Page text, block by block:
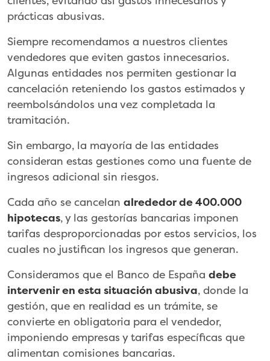
prácticas abusivas.
Siempre recomendamos a nuestros clientes
vendedores que eviten gastos innecesarios.
Algunas entidades nos permiten gestionar la
cancelación reteniendo los gastos estimados y
reembolsándolos una vez completada la
tramitación.
Sin embargo, la mayoría de las entidades
consideran estas gestiones como una fuente de
ingresos adicional sin riesgos.
Cada año se cancelan alrededor de 400.000
hipotecas, y las gestorías bancarias imponen
tarifas desproporcionadas por estos servicios, los
cuales no justifican los ingresos que generan.
Consideramos que el Banco de España debe
intervenir en esta situación abusiva, donde la
gestión, que en realidad es un trámite, se
convierte en obligatoria para el vendedor,
imponiendo empresas y tarifas específicas que
alimentan comisiones bancarias.